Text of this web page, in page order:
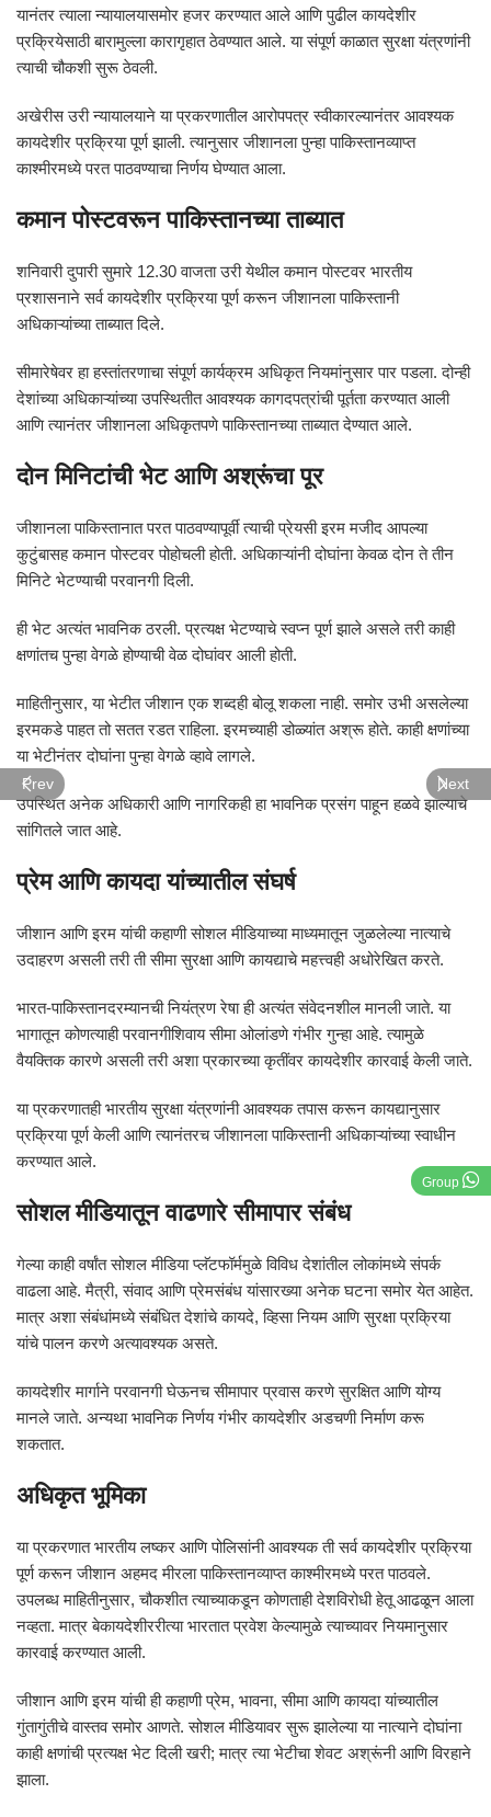
Group
यानंतर त्याला न्यायालयासमोर हजर करण्यात आले आणि पुढील कायदेशीर
प्रक्रियेसाठी बारामुल्ला कारागृहात ठेवण्यात आले. या संपूर्ण काळात सुरक्षा यंत्रणांनी
त्याची चौकशी सुरू ठेवली.
अखेरीस उरी न्यायालयाने या प्रकरणातील आरोपपत्र स्वीकारल्यानंतर आवश्यक
कायदेशीर प्रक्रिया पूर्ण झाली. त्यानुसार जीशानला पुन्हा पाकिस्तानव्याप्त
काश्मीरमध्ये परत पाठवण्याचा निर्णय घेण्यात आला.
कमान पोस्टवरून पाकिस्तानच्या ताब्यात
शनिवारी दुपारी सुमारे 12.30 वाजता उरी येथील कमान पोस्टवर भारतीय
प्रशासनाने सर्व कायदेशीर प्रक्रिया पूर्ण करून जीशानला पाकिस्तानी
अधिकाऱ्यांच्या ताब्यात दिले.
सीमारेषेवर हा हस्तांतरणाचा संपूर्ण कार्यक्रम अधिकृत नियमांनुसार पार पडला. दोन्ही
देशांच्या अधिकाऱ्यांच्या उपस्थितीत आवश्यक कागदपत्रांची पूर्तता करण्यात आली
आणि त्यानंतर जीशानला अधिकृतपणे पाकिस्तानच्या ताब्यात देण्यात आले.
दोन मिनिटांची भेट आणि अश्रूंचा पूर
जीशानला पाकिस्तानात परत पाठवण्यापूर्वी त्याची प्रेयसी इरम मजीद आपल्या
कुटुंबासह कमान पोस्टवर पोहोचली होती. अधिकाऱ्यांनी दोघांना केवळ दोन ते तीन
मिनिटे भेटण्याची परवानगी दिली.
ही भेट अत्यंत भावनिक ठरली. प्रत्यक्ष भेटण्याचे स्वप्न पूर्ण झाले असले तरी काही
क्षणांतच पुन्हा वेगळे होण्याची वेळ दोघांवर आली होती.
माहितीनुसार, या भेटीत जीशान एक शब्दही बोलू शकला नाही. समोर उभी असलेल्या
इरमकडे पाहत तो सतत रडत राहिला. इरमच्याही डोळ्यांत अश्रू होते. काही क्षणांच्या
या भेटीनंतर दोघांना पुन्हा वेगळे व्हावे लागले.
उपस्थित अनेक अधिकारी आणि नागरिकही हा भावनिक प्रसंग पाहून हळवे झाल्याचे
सांगितले जात आहे.
प्रेम आणि कायदा यांच्यातील संघर्ष
जीशान आणि इरम यांची कहाणी सोशल मीडियाच्या माध्यमातून जुळलेल्या नात्याचे
उदाहरण असली तरी ती सीमा सुरक्षा आणि कायद्याचे महत्त्वही अधोरेखित करते.
भारत-पाकिस्तानदरम्यानची नियंत्रण रेषा ही अत्यंत संवेदनशील मानली जाते. या
भागातून कोणत्याही परवानगीशिवाय सीमा ओलांडणे गंभीर गुन्हा आहे. त्यामुळे
वैयक्तिक कारणे असली तरी अशा प्रकारच्या कृतींवर कायदेशीर कारवाई केली जाते.
या प्रकरणातही भारतीय सुरक्षा यंत्रणांनी आवश्यक तपास करून कायद्यानुसार
प्रक्रिया पूर्ण केली आणि त्यानंतरच जीशानला पाकिस्तानी अधिकाऱ्यांच्या स्वाधीन
करण्यात आले.
सोशल मीडियातून वाढणारे सीमापार संबंध
गेल्या काही वर्षांत सोशल मीडिया प्लॅटफॉर्ममुळे विविध देशांतील लोकांमध्ये संपर्क
वाढला आहे. मैत्री, संवाद आणि प्रेमसंबंध यांसारख्या अनेक घटना समोर येत आहेत.
मात्र अशा संबंधांमध्ये संबंधित देशांचे कायदे, व्हिसा नियम आणि सुरक्षा प्रक्रिया
यांचे पालन करणे अत्यावश्यक असते.
कायदेशीर मार्गाने परवानगी घेऊनच सीमापार प्रवास करणे सुरक्षित आणि योग्य
मानले जाते. अन्यथा भावनिक निर्णय गंभीर कायदेशीर अडचणी निर्माण करू
शकतात.
अधिकृत भूमिका
या प्रकरणात भारतीय लष्कर आणि पोलिसांनी आवश्यक ती सर्व कायदेशीर प्रक्रिया
पूर्ण करून जीशान अहमद मीरला पाकिस्तानव्याप्त काश्मीरमध्ये परत पाठवले.
उपलब्ध माहितीनुसार, चौकशीत त्याच्याकडून कोणताही देशविरोधी हेतू आढळून आला
नव्हता. मात्र बेकायदेशीररीत्या भारतात प्रवेश केल्यामुळे त्याच्यावर नियमानुसार
कारवाई करण्यात आली.
जीशान आणि इरम यांची ही कहाणी प्रेम, भावना, सीमा आणि कायदा यांच्यातील
गुंतागुंतीचे वास्तव समोर आणते. सोशल मीडियावर सुरू झालेल्या या नात्याने दोघांना
काही क्षणांची प्रत्यक्ष भेट दिली खरी; मात्र त्या भेटीचा शेवट अश्रूंनी आणि विरहाने
झाला.
Prev Next